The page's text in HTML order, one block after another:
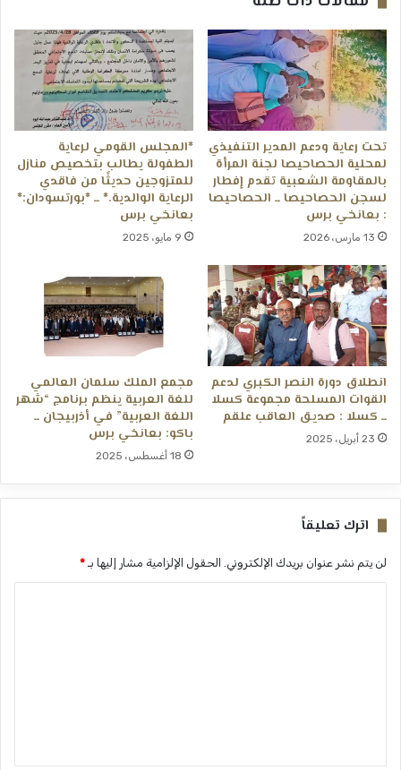
تحت رعاية ودعم المدير التنفيذي
لمحلية الحصاحيصا لجنة المرأة
بالمقاومة الشعبية تقدم إفطار
لسجن الحصاحيصا ــ الحصاحيصا
: بعانخي برس
13 مارس، 2026
*المجلس القومي لرعاية
الطفولة يطالب بتخصيص منازل
للمتزوجين حديثًا من فاقدي
الرعاية الوالدية.* ــ *بورتسودان:*
بعانخي برس
9 مايو، 2025
انطلاق دورة النصر الكبري لدعم
القوات المسلحة مجموعة كسلا
ــ كسلا : صديق العاقب علقم
23 أبريل، 2025
مجمع الملك سلمان العالمي
للغة العربية ينظم برنامج “شهر
اللغة العربية” في أذربيجان ــ
باكو: بعانخي برس
18 أغسطس، 2025
اترك تعليقاً
لن يتم نشر عنوان بريدك الإلكتروني. الحقول الإلزامية مشار إليها بـ *